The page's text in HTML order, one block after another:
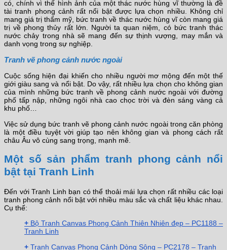
có, chính vì thế hình ảnh của một thác nước hùng vĩ thường là đề
tài tranh phong cảnh rất nổi bật được lựa chọn nhiều. Không chỉ
mang giá trị thẩm mỹ, bức tranh về thác nước hùng vĩ còn mang giá
trị về phong thủy rất lớn. Người ta quan niệm, có bức tranh thác
nước chảy trong nhà sẽ mang đến sự thịnh vượng, may mắn và
danh vọng trong sự nghiệp.
Tranh vẽ phong cảnh nước ngoài
Cuộc sống hiện đại khiến cho nhiều người mơ mộng đến một thế
giới giàu sang và nổi bật. Do vậy, rất nhiều lựa chọn cho không gian
của mình những bức tranh về phong cảnh nước ngoài với đường
phố tấp nập, những ngôi nhà cao chọc trời và đèn sáng vàng cả
khu phố…
Việc sử dụng bức tranh vẽ phong cảnh nước ngoài trong căn phòng
là một điều tuyệt vời giúp tạo nên không gian và phong cách rất
châu Âu vô cùng sang trọng, mạnh mẽ.
Một số sản phẩm tranh phong cảnh nổi
bật tại Tranh Linh
Đến với Tranh Linh bạn có thể thoải mái lựa chọn rất nhiều các loại
tranh phong cảnh nổi bật với nhiều màu sắc và chất liệu khác nhau.
Cụ thể:
+ Bộ Tranh Canvas Phong Cảnh Thiên Nhiên đẹp – PC1188 –
Tranh Linh
+ Tranh Canvas Phong Cảnh Dòng Sông – PC2178 – Tranh